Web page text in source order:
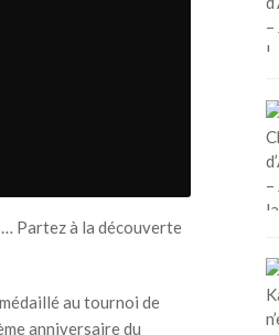
Partez à la découverte
au tournoi de
anniversaire du